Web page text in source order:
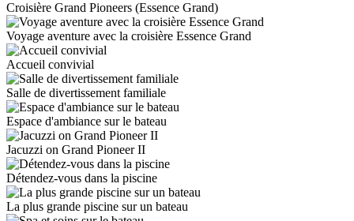
Croisière Grand Pioneers (Essence Grand)
Voyage aventure avec la croisière Essence Grand
Accueil convivial
Salle de divertissement familiale
Espace d'ambiance sur le bateau
Jacuzzi on Grand Pioneer II
Détendez-vous dans la piscine
La plus grande piscine sur un bateau